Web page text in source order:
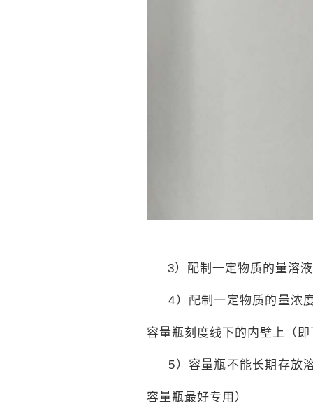
3）配制一定物质的量溶
4）配制一定物质的量浓
容量瓶刻度线下的内壁上（
5）容量瓶不能长期存放溶
容量瓶最好专用）